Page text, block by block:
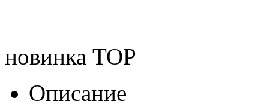
новинка TOP
Описание